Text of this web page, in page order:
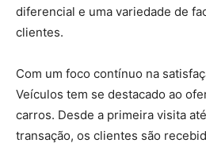
diferencial e uma variedade de
clientes.
Com um foco contínuo na
Veículos tem se destacado ao
carros. Desde a primeira visita
transação, os clientes são